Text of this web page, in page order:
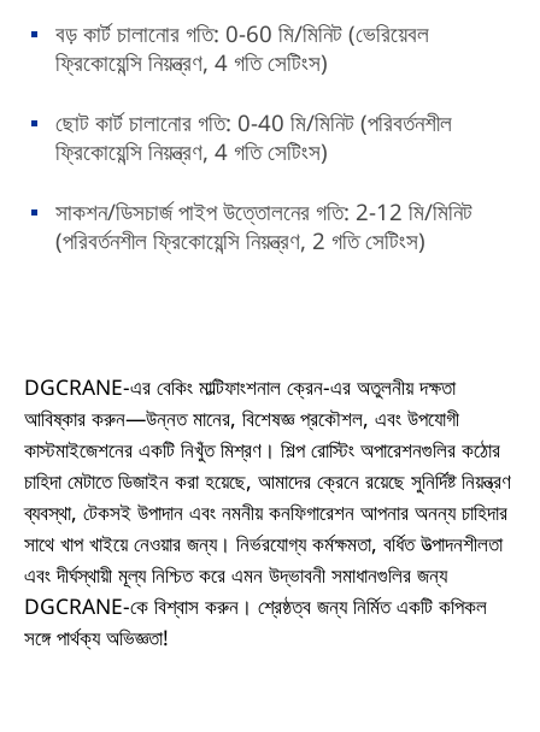
বড় কার্ট চালানোর গতি: 0-60 মি/মিনিট (ভেরিয়েবল
ফ্রিকোয়েন্সি নিয়ন্ত্রণ, 4 গতি সেটিংস)
ছোট কার্ট চালানোর গতি: 0-40 মি/মিনিট (পরিবর্তনশীল
ফ্রিকোয়েন্সি নিয়ন্ত্রণ, 4 গতি সেটিংস)
সাকশন/ডিসচার্জ পাইপ উত্তোলনের গতি: 2-12 মি/মিনিট
(পরিবর্তনশীল ফ্রিকোয়েন্সি নিয়ন্ত্রণ, 2 গতি সেটিংস)
DGCRANE-এর বেকিং মাল্টিফাংশনাল ক্রেন-এর অতুলনীয় দক্ষতা
আবিষ্কার করুন—উন্নত মানের, বিশেষজ্ঞ প্রকৌশল, এবং উপযোগী
কাস্টমাইজেশনের একটি নিখুঁত মিশ্রণ। শিল্প রোস্টিং অপারেশনগুলির কঠোর
চাহিদা মেটাতে ডিজাইন করা হয়েছে, আমাদের ক্রেনে রয়েছে সুনির্দিষ্ট নিয়ন্ত্রণ
ব্যবস্থা, টেকসই উপাদান এবং নমনীয় কনফিগারেশন আপনার অনন্য চাহিদার
সাথে খাপ খাইয়ে নেওয়ার জন্য। নির্ভরযোগ্য কর্মক্ষমতা, বর্ধিত উত্পাদনশীলতা
এবং দীর্ঘস্থায়ী মূল্য নিশ্চিত করে এমন উদ্ভাবনী সমাধানগুলির জন্য
DGCRANE-কে বিশ্বাস করুন। শ্রেষ্ঠত্ব জন্য নির্মিত একটি কপিকল
সঙ্গে পার্থক্য অভিজ্ঞতা!